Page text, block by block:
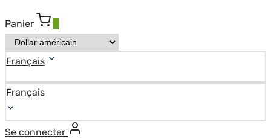
Panier
Français
Français
Se connecter